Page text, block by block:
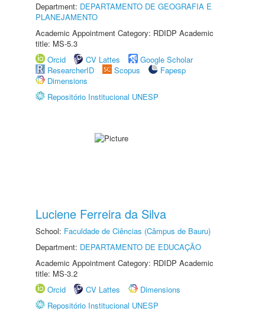
Department: DEPARTAMENTO DE GEOGRAFIA E
PLANEJAMENTO
Academic Appointment Category: RDIDP Academic
title: MS-5.3
Orcid
CV Lattes
Google Scholar
ResearcherID
Scopus
Fapesp
Dimensions
Repositório Institucional UNESP
Luciene Ferreira da Silva
School: Faculdade de Ciências (Câmpus de Bauru)
Department: DEPARTAMENTO DE EDUCAÇÃO
Academic Appointment Category: RDIDP Academic
title: MS-3.2
Orcid
CV Lattes
Dimensions
Repositório Institucional UNESP